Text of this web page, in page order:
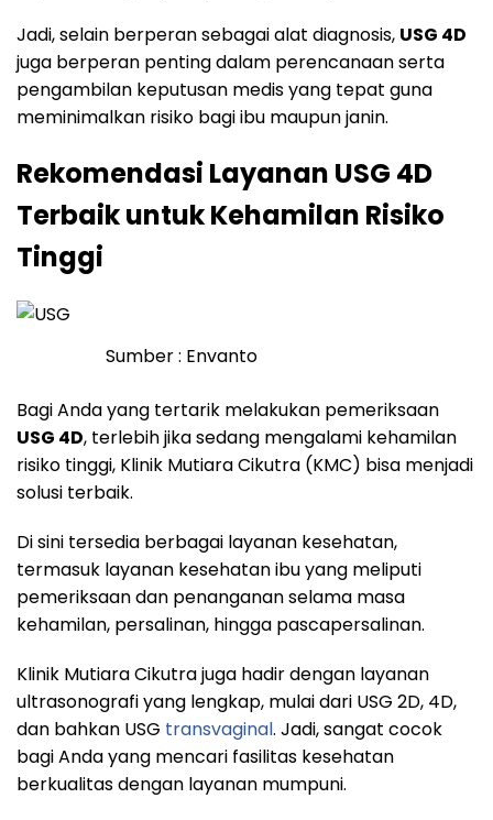
Jadi, selain berperan sebagai alat diagnosis, USG 4D
juga berperan penting dalam perencanaan serta
pengambilan keputusan medis yang tepat guna
meminimalkan risiko bagi ibu maupun janin.
Rekomendasi Layanan USG 4D
Terbaik untuk Kehamilan Risiko
Tinggi
Sumber : Envanto
Bagi Anda yang tertarik melakukan pemeriksaan
USG 4D, terlebih jika sedang mengalami kehamilan
risiko tinggi, Klinik Mutiara Cikutra (KMC) bisa menjadi
solusi terbaik.
Di sini tersedia berbagai layanan kesehatan,
termasuk layanan kesehatan ibu yang meliputi
pemeriksaan dan penanganan selama masa
kehamilan, persalinan, hingga pascapersalinan.
Klinik Mutiara Cikutra juga hadir dengan layanan
ultrasonografi yang lengkap, mulai dari USG 2D, 4D,
dan bahkan USG transvaginal. Jadi, sangat cocok
bagi Anda yang mencari fasilitas kesehatan
berkualitas dengan layanan mumpuni.